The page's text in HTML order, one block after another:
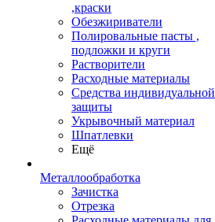
,краски
Обезжириватели
Полировальные пасты ,
подложки и круги
Растворители
Расходные материалы
Средства индивидуальной
защиты
Укрывочный материал
Шпатлевки
Ещё
Металлообработка
Зачистка
Отрезка